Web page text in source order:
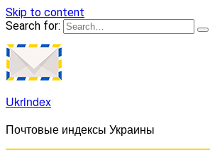
Skip to content
Search for:
Ukrindex
Почтовые индексы Украины